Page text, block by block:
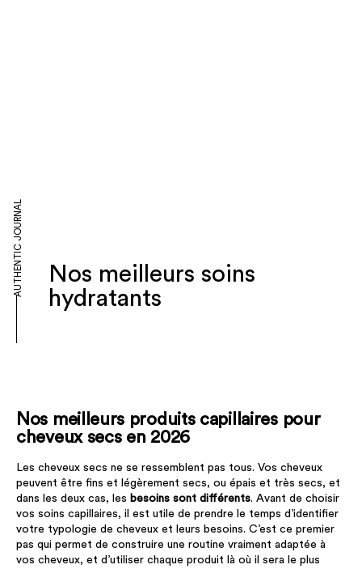
Nos meilleurs soins
hydratants
AUTHENTIC JOURNAL
Nos meilleurs produits capillaires pour
cheveux secs en 2026
Les cheveux secs ne se ressemblent pas tous. Vos cheveux
peuvent être fins et légèrement secs, ou épais et très secs, et
dans les deux cas, les besoins sont différents. Avant de choisir
vos soins capillaires, il est utile de prendre le temps d’identifier
votre typologie de cheveux et leurs besoins. C’est ce premier
pas qui permet de construire une routine vraiment adaptée à
vos cheveux, et d’utiliser chaque produit là où il sera le plus